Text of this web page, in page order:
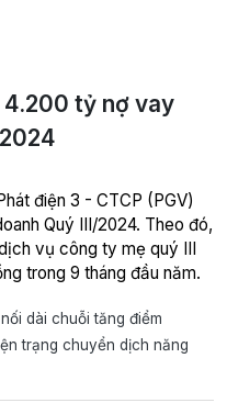
4.200 tỷ nợ vay
điện 3 - CTCP (PGV)
Quý III/2024. Theo đó,
vụ công ty mẹ quý III
trong 9 tháng đầu năm.
dài chuỗi tăng điểm
trạng chuyển dịch năng